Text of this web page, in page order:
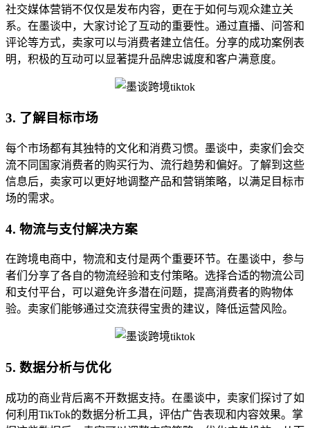
社交媒体营销不仅仅是发布内容，更在于如何与观众建立关
系。在墨谈中，大家讨论了互动的重要性。通过直播、问答和
评论等方式，卖家可以与消费者建立信任。分享的成功案例表
明，积极的互动可以显著提升品牌忠诚度和客户满意度。
3. 了解目标市场
每个市场都有其独特的文化和消费习惯。墨谈中，卖家们会交
流不同国家消费者的购买行为、流行趋势和偏好。了解到这些
信息后，卖家可以更好地调整产品和营销策略，以满足目标市
场的需求。
4. 物流与支付解决方案
在跨境电商中，物流和支付是两个重要环节。在墨谈中，参与
者们分享了各自的物流经验和支付策略。选择合适的物流公司
和支付平台，可以避免许多潜在问题，提高消费者的购物体
验。卖家们能够通过交流获得宝贵的建议，降低运营风险。
5. 数据分析与优化
成功的商业背后离不开数据支持。在墨谈中，卖家们探讨了如
何利用TikTok的数据分析工具，评估广告表现和内容效果。掌